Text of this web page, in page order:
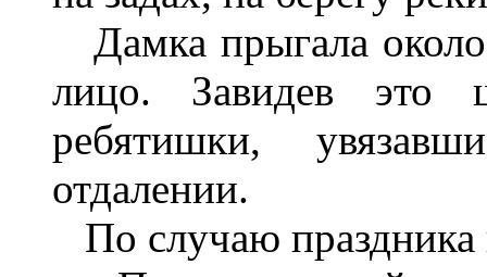
Дамка прыгала около
лицо. Завидев это
ребятишки,
отдалении.
По случаю праздника